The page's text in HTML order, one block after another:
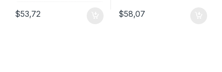
$53,72 $58,07